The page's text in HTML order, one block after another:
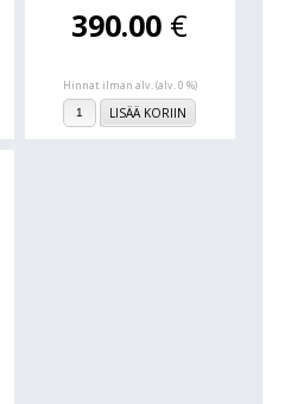
390.00 €
Hinnat ilman alv. (alv. 0 %)
LISÄÄ KORIIN